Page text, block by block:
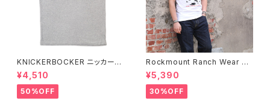
KNICKERBOCKER ニッカーボ
ッカー HEATHER GREY ハン
プトン Tシャツ
¥4,510
50%OFF
Rockmount Ranch Wear ロ
ックマウント ランチウェア Rock
mount Bronc Western T-Sh
irt 半袖Tシャツ 全3色
¥5,390
30%OFF